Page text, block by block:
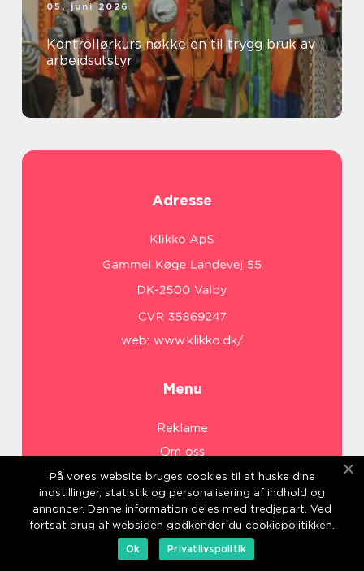
05. juni 2026
Kontrollørkurs nøkkelen til trygg bruk av
arbeidsutstyr
Adresse
web: www.klikko.dk/
Menu
Reklame
Om oss
Cookies
Kontakt Oss
Sitemap
På vores website bruges cookies til at huske dine
indstillinger, statistik og personalisering af indhold og
annoncer. Denne information deles med tredjepart. Ved
fortsat brug af websiden godkender du cookiepolitikken.
Ok
Privatlivspolitik